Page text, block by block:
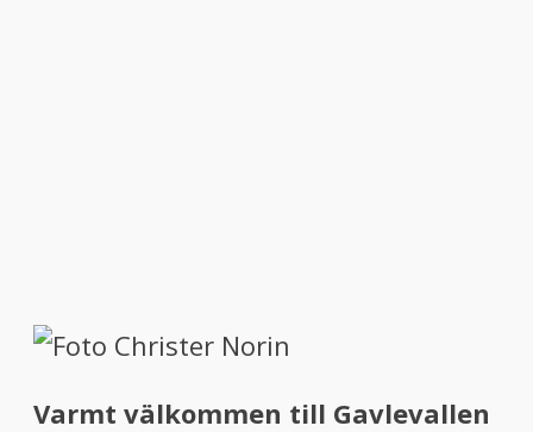
Varmt välkommen till Gavlevallen